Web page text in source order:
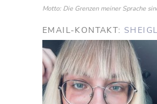
Motto: Die Grenzen meiner Sprache
EMAIL-KONTAKT: